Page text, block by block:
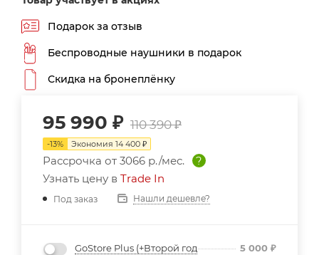
Подарок за отзыв
Беспроводные наушники в подарок
Скидка на бронеплёнку
95 990 ₽ 110 390₽
-13% Экономия 14 400 ₽
Рассрочка от 3066 р./мес.
?
Узнать цену в Trade In
Под заказ Нашли дешевле?
GoStore Plus (+Второй год
5 000 ₽